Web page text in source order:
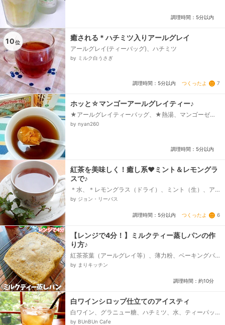
調理時間：5分以内
10位
癒される * ハチミツ入りアールグレイ
アールグレイ(ティーバッグ)、ハチミツ
by ミルク白うさぎ
調理時間：5分以内 つくったよ 7
ホッと☆マンゴーアールグレイティー♪
★アールグレイティーバッグ、★熱湯、マンゴーゼリ
ー、ドライマンゴー、マンゴー黒酢
by nyan260
調理時間：5分以内
紅茶を美味しく！癒し系❤ミント＆レモングラ
スで♪
＊水、＊レモングラス（ドライ）、ミント（生）、ア
ールグレイ（他の紅茶でも）、はちみつ
by ジョン・リーバス
調理時間：5分以内 つくったよ 6
【レンジで4分！】ミルクティー蒸しパンの作
り方♪
紅茶茶葉（アールグレイ等）、薄力粉、ベーキングパ
ウダー、砂糖、牛乳（豆乳）
by まりキッチン
調理時間：約10分
白ワインシロップ仕立てのアイスティ
白ワイン、グラニュー糖、ハチミツ、水、ティーパッ
ク、氷
by BUnBUn Cafe